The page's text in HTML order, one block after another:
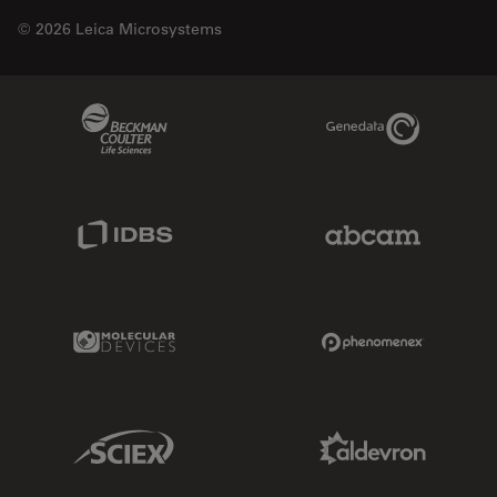
© 2026 Leica Microsystems
Genedata Link
Molecular Devices Link
Sciex Link